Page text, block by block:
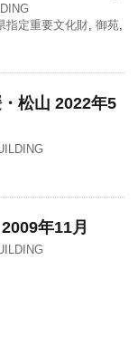
指定重要文化財 御苑
松山 2022年5
年11月